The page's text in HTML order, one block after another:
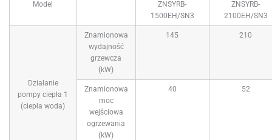
Model
ZNSYRB-
1500EH/SN3
ZNSYRB-
2100EH/SN3
Działanie
pompy ciepła 1
(ciepła woda)
Znamionowa
wydajność
grzewcza
(kW)
145 210
Znamionowa
moc
wejściowa
ogrzewania
(kW)
40 52